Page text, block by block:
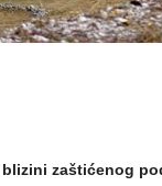
zaštićenog